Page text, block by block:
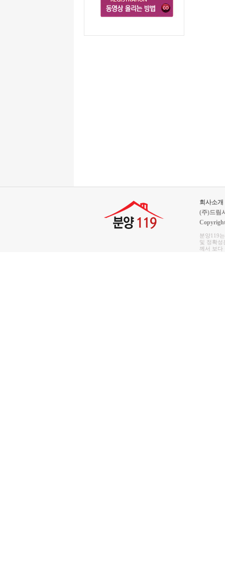
회사소개
(주)드림
분양119
및 정확성
께서 보다